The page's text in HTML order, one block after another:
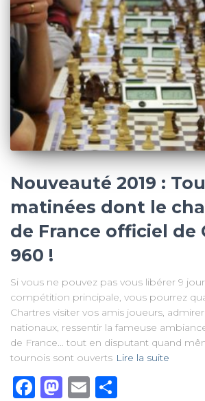
Nouveauté 2019 :
matinées dont le
de France officiel de
960 !
Si vous ne pouvez pas vous libérer 9
compétition principale, vous pourrez
Chartres visiter vos amis joueurs,
nationaux, ressentir la fameuse
de France… tout en disputant quand
tournois sont ouverts Lire la suite
Facebook
Mastodon
Email